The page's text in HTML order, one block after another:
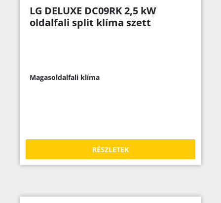
LG DELUXE DC09RK 2,5 kW
oldalfali split klíma szett
Magasoldalfali klíma
RÉSZLETEK